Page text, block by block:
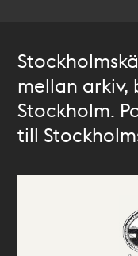
mellan arkiv,
Stockholm.
till